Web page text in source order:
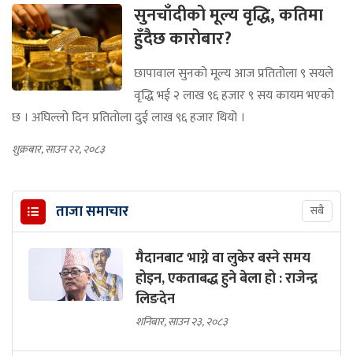
सुनचाँदीको मूल्य वृद्धि, कतिमा
हुँदैछ कारोबार?
छापावाल सुनको मूल्य आज प्रतितोला ९ सयले
वृद्धि भई २ लाख ९६ हजार ९ सय कायम भएको
छ । अघिल्लो दिन प्रतितोला दुई लाख ९६ हजार थियो ।
शुक्रबार, साउन २२, २०८३
ताजा समाचार सबै
मैदानबाट भाग्ने वा लुकेर बस्ने समय
होइन, एकताबद्ध हुने बेला हो : राजेन्द्र
लिङदेन
शनिबार, साउन २३, २०८३